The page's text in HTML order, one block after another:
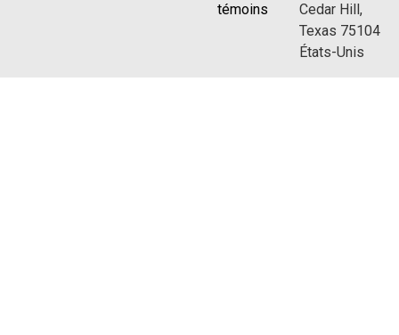
témoins
Cedar Hill,
Texas 75104
États-Unis